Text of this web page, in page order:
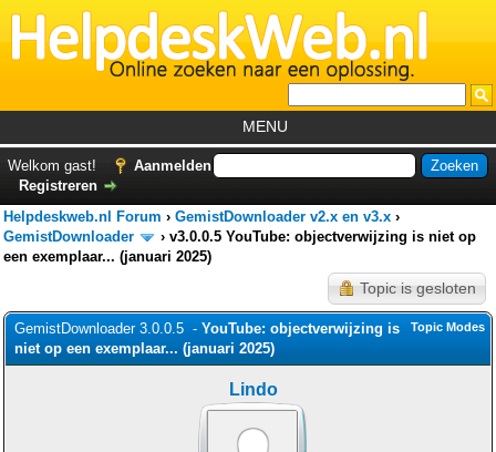
MENU
Foutcodes
GemistDownloader*
Forum
Welkom gast!
Aanmelden
Registreren
Helpdeskweb.nl Forum › GemistDownloader v2.x en v3.x ›
GemistDownloader
› v3.0.0.5 YouTube: objectverwijzing is niet op
een exemplaar... (januari 2025)
Topic is gesloten
Topic Modes
GemistDownloader 3.0.0.5 - YouTube: objectverwijzing is
niet op een exemplaar... (januari 2025)
Lindo